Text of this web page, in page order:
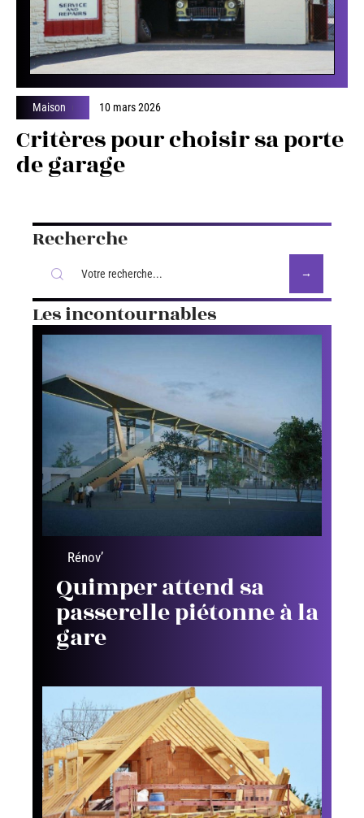
Maison 10 mars 2026
Critères pour choisir sa porte
de garage
Recherche
Les incontournables
Rénov’
Quimper attend sa
passerelle piétonne à la
gare